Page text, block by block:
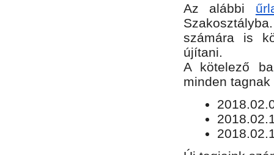
Az alábbi
számára is
újítani.
​A kötelező
minden